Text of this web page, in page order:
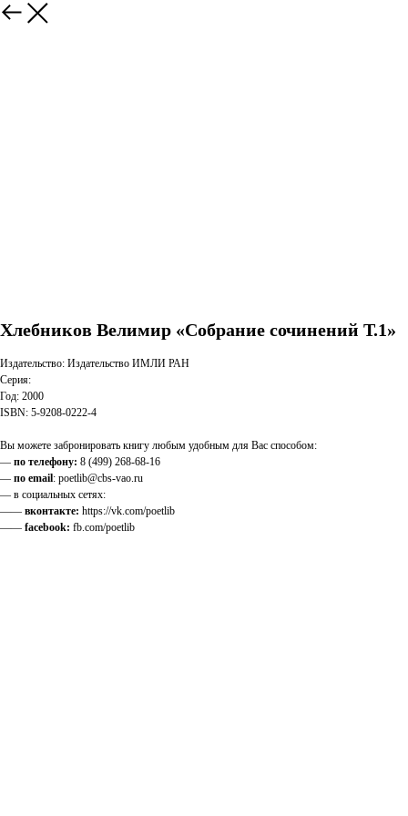
Хлебников Велимир «Собрание сочинений Т.1»
Издательство: Издательство ИМЛИ РАН
Серия:
Год: 2000
ISBN: 5-9208-0222-4
Вы можете забронировать книгу любым удобным для Вас способом:
— по телефону: 8 (499) 268-68-16
— по email: poetlib@cbs-vao.ru
— в социальных сетях:
—— вконтакте: https://vk.com/poetlib
—— facebook: fb.com/poetlib